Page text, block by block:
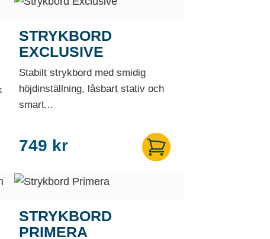
STRYKBORD
EXCLUSIVE
Stabilt strykbord med smidig
höjdinställning, låsbart stativ och
smart...
749 kr
STRYKBORD
PRIMERA